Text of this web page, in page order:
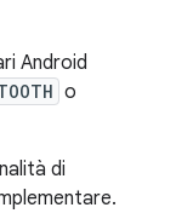
Android
o
di